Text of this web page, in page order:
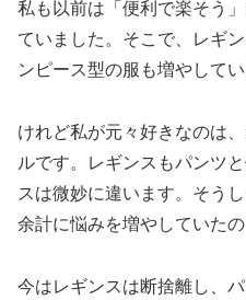
私も以前は「便利で楽そう
ていました。そこで、レギ
ンピース型の服も増やしてい
けれど私が元々好きなのは
ルです。レギンスもパンツ
スは微妙に違います。そう
余計に悩みを増やしていたの
今はレギンスは断捨離し、